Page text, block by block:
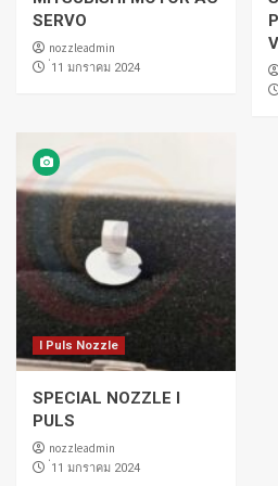
SERVO
nozzleadmin
่11 มกราคม 2024
I Puls Nozzle
SPECIAL NOZZLE I
PULS
nozzleadmin
่11 มกราคม 2024